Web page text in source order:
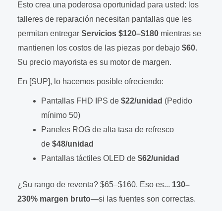
Esto crea una poderosa oportunidad para usted: los
talleres de reparación necesitan pantallas que les
permitan entregar Servicios $120–$180 mientras se
mantienen los costos de las piezas por debajo $60.
Su precio mayorista es su motor de margen.
En [SUP], lo hacemos posible ofreciendo:
Pantallas FHD IPS de $22/unidad (Pedido
mínimo 50)
Paneles ROG de alta tasa de refresco
de $48/unidad
Pantallas táctiles OLED de $62/unidad
¿Su rango de reventa? $65–$160. Eso es... 130–
230% margen bruto—si las fuentes son correctas.